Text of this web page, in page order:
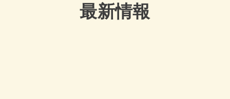
最新情報